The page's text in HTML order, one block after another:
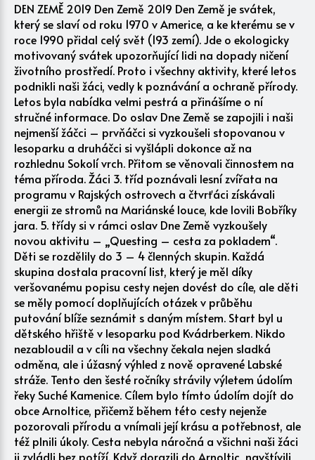
DEN ZEMĚ 2019 Den Země 2019 Den Země je svátek,
který se slaví od roku 1970 v Americe, a ke kterému se v
roce 1990 přidal celý svět (193 zemí). Jde o ekologicky
motivovaný svátek upozorňující lidi na dopady ničení
životního prostředí. Proto i všechny aktivity, které letos
podnikli naši žáci, vedly k poznávání a ochraně přírody.
Letos byla nabídka velmi pestrá a přinášíme o ní
stručné informace. Do oslav Dne Země se zapojili i naši
nejmenší žáčci – prvňáčci si vyzkoušeli stopovanou v
lesoparku a druháčci si vyšlápli dokonce až na
rozhlednu Sokolí vrch. Přitom se věnovali činnostem na
téma příroda. Žáci 3. tříd poznávali lesní zvířata na
programu v Rajských ostrovech a čtvrťáci získávali
energii ze stromů na Mariánské louce, kde lovili Bobříky
jara. 5. třídy si v rámci oslav Dne Země vyzkoušely
novou aktivitu – „Questing – cesta za pokladem“.
Děti se rozdělily do 3 – 4 členných skupin. Každá
skupina dostala pracovní list, který je měl díky
veršovanému popisu cesty nejen dovést do cíle, ale děti
se měly pomocí doplňujících otázek v průběhu
putování blíže seznámit s daným místem. Start byl u
dětského hřiště v lesoparku pod Kvádrberkem. Nikdo
nezabloudil a v cíli na všechny čekala nejen sladká
odměna, ale i úžasný výhled z nově opravené Labské
stráže. Tento den šesté ročníky strávily výletem údolím
řeky Suché Kamenice. Cílem bylo tímto údolím dojít do
obce Arnoltice, přičemž během této cesty nejenže
pozorovali přírodu a vnímali její krásu a potřebnost, ale
též plnili úkoly. Cesta nebyla náročná a všichni naši žáci
ji zvládli bez potíží. Když dorazili do Arnoltic, navštívili